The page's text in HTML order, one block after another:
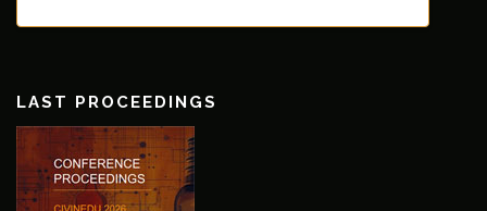
LAST PROCEEDINGS